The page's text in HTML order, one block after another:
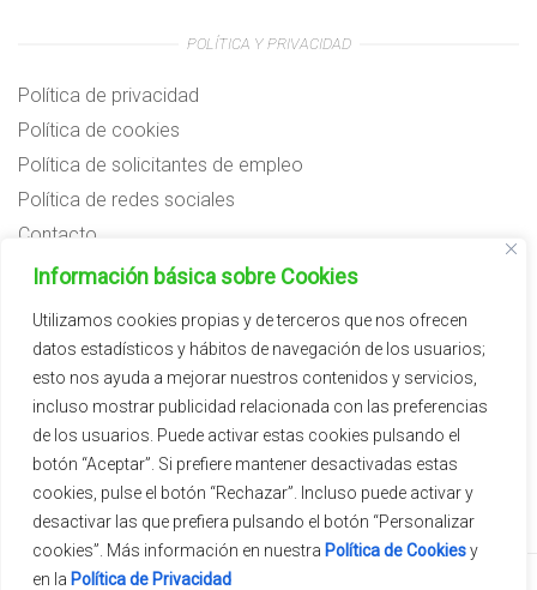
Información básica sobre Cookies
Utilizamos cookies propias y de terceros que nos ofrecen
datos estadísticos y hábitos de navegación de los usuarios;
esto nos ayuda a mejorar nuestros contenidos y servicios,
incluso mostrar publicidad relacionada con las preferencias
de los usuarios. Puede activar estas cookies pulsando el
botón “Aceptar”. Si prefiere mantener desactivadas estas
cookies, pulse el botón “Rechazar”. Incluso puede activar y
desactivar las que prefiera pulsando el botón “Personalizar
cookies”. Más información en nuestra Política de Cookiesy
en la Política de Privacidad
POLÍTICA Y PRIVACIDAD
Política de privacidad
Política de cookies
Política de solicitantes de empleo
Política de redes sociales
Contacto
Preguntas frecuentes
Subvenciones